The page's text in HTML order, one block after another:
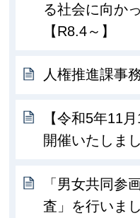
る社会に向か
【R8.4～】
人権推進課事
【令和5年11
開催いたしま
「男女共同参
査」を行いま